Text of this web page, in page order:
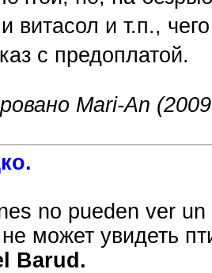
витасол и т.п.,
с предоплатой.
Mari-An
no pueden ver
может увидеть
Barud.